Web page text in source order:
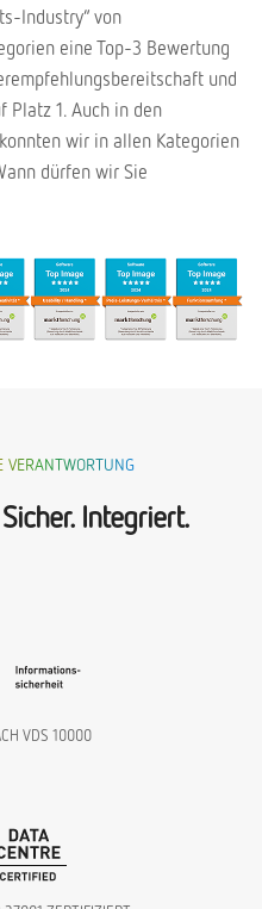
Industry“ von
eine Top-3 Bewertung
und
Platz 1. Auch in den
wir in allen Kategorien
dürfen wir Sie
VERANTWORTUNG
Integriert.
VDS 10000